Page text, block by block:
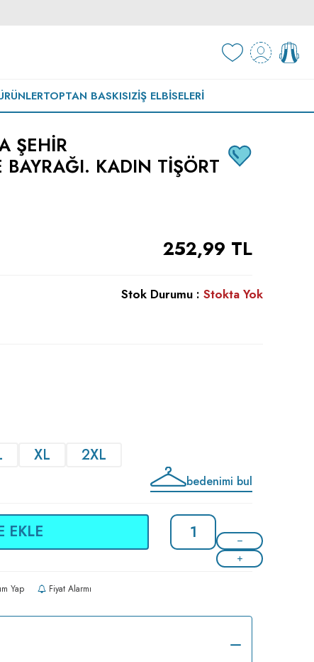
TOPTAN BASKISIZİŞ ELBISELERI
ŞEHIR
BAYRAĞI. KADIN TIŞÖRT
252,99 TL
Stok Durumu : Stokta Yok
XL
2XL
bedenimi bul
EKLE
Yap Fiyat Alarmı